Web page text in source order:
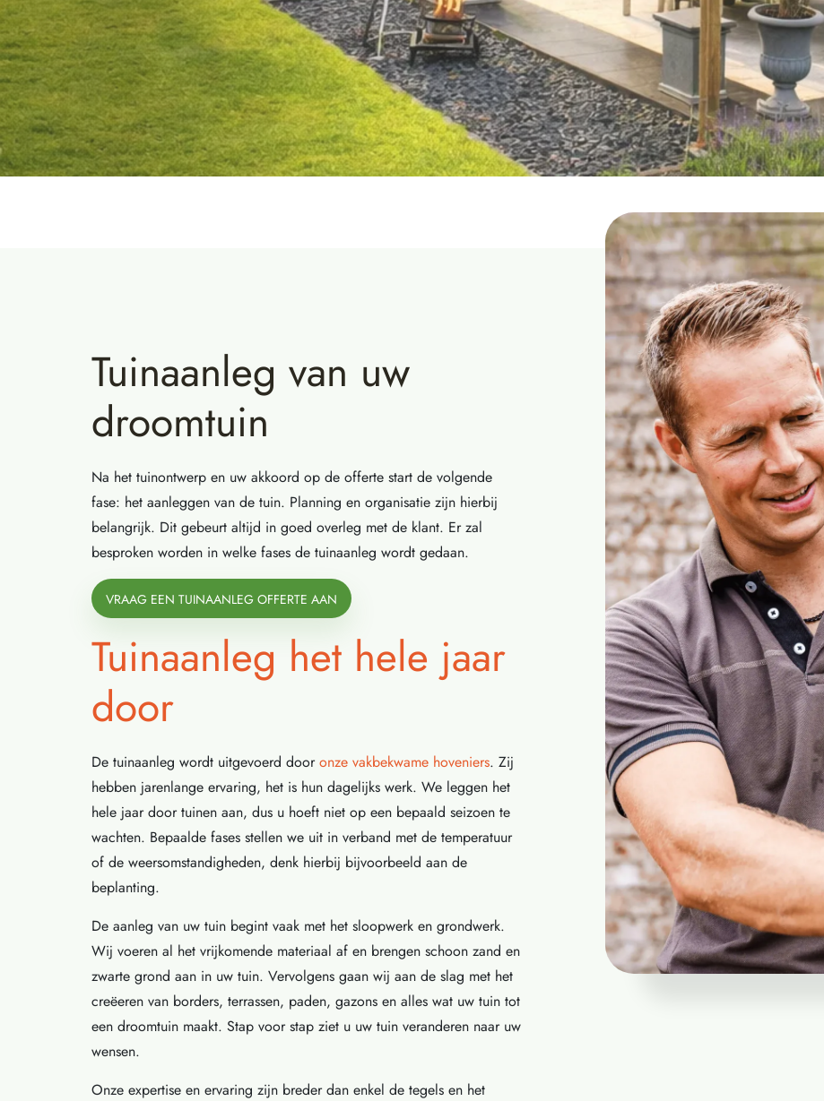
Tuinaanleg van uw
droomtuin
Na het tuinontwerp en uw akkoord op de offerte start de volgende
fase: het aanleggen van de tuin. Planning en organisatie zijn hierbij
belangrijk. Dit gebeurt altijd in goed overleg met de klant. Er zal
besproken worden in welke fases de tuinaanleg wordt gedaan.
VRAAG EEN TUINAANLEG OFFERTE AAN
Tuinaanleg het hele jaar
door
De tuinaanleg wordt uitgevoerd dooronze vakbekwame hoveniers. Zij
hebben jarenlange ervaring, het is hun dagelijks werk. We leggen het
hele jaar door tuinen aan, dus u hoeft niet op een bepaald seizoen te
wachten. Bepaalde fases stellen we uit in verband met de temperatuur
of de weersomstandigheden, denk hierbij bijvoorbeeld aan de
beplanting.
De aanleg van uw tuin begint vaak met het sloopwerk en grondwerk.
Wij voeren al het vrijkomende materiaal af en brengen schoon zand en
zwarte grond aan in uw tuin. Vervolgens gaan wij aan de slag met het
creëeren van borders, terrassen, paden, gazons en alles wat uw tuin tot
een droomtuin maakt. Stap voor stap ziet u uw tuin veranderen naar uw
wensen.
Onze expertise en ervaring zijn breder dan enkel de tegels en het